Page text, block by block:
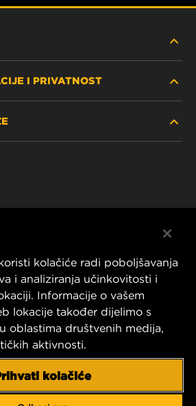
I PRIVATNOST
Poland
00
hummel.com
kolačiće radi poboljšavanja
i analiziranja učinkovitosti i
Informacije o vašem
lokacije također dijelimo s
oblastima društvenih medija,
aktivnosti.
kolačiće